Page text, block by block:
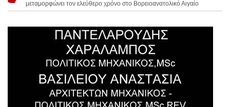
μεταμορφώνει τον ελεύθερο χρόνο στο Βορειοανατολικό Αιγαίο